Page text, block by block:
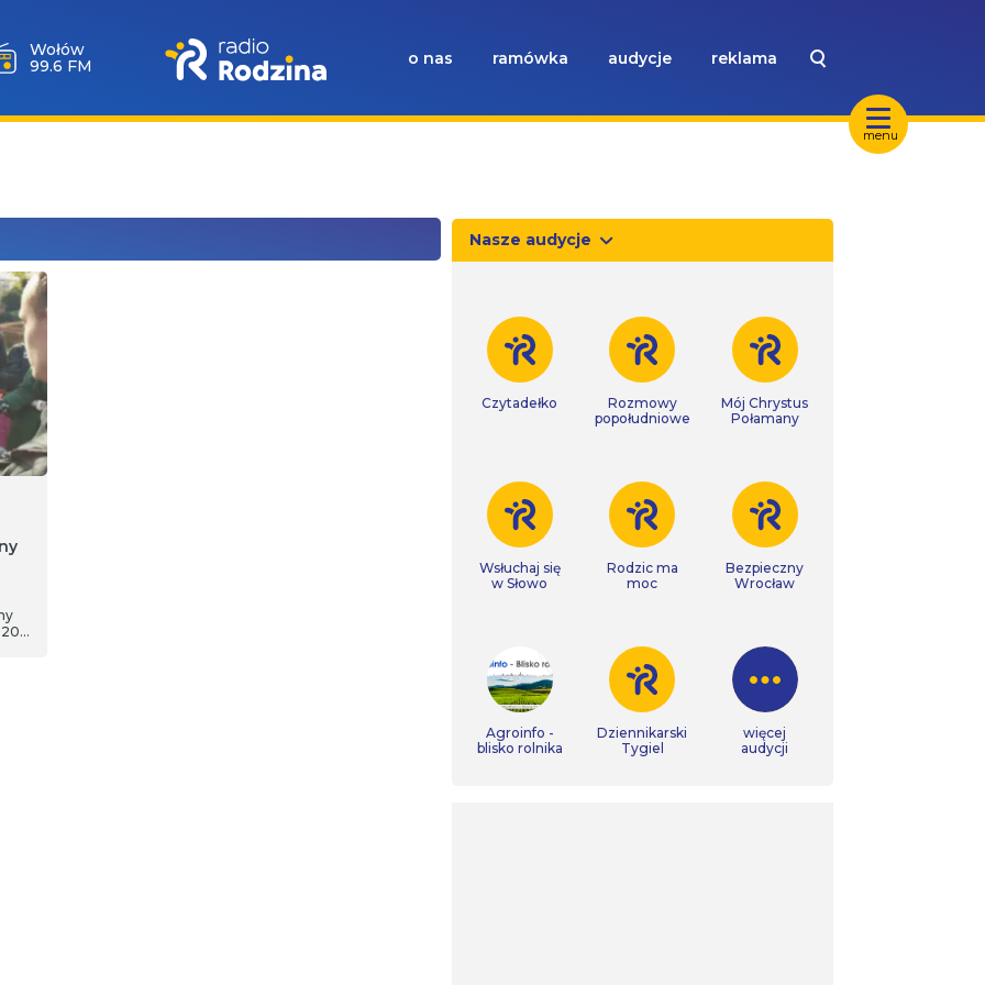
menu
Wołów
99.6 FM
o nas ramówka audycje reklama
200
Nasze audycje
Czytadełko
Rozmowy
popołudniowe
Mój Chrystus
Połamany
Wsłuchaj się
w Słowo
Rodzic ma
moc
Bezpieczny
Wrocław
Agroinfo -
blisko rolnika
Dziennikarski
Tygiel
więcej
audycji